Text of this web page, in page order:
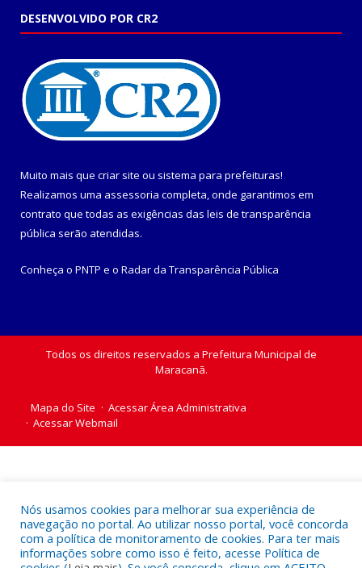
DESENVOLVIDO POR CR2
Muito mais que criar site ou sistema para prefeituras!
Realizamos uma assessoria completa, onde garantimos em
contrato que todas as exigências das leis de transparência
pública serão atendidas.
Conheça o PNTP e o Radar da Transparência Pública
Todos os direitos reservados a Prefeitura Municipal de
Maracanã.
Mapa do Site
Acessar Área Administrativa
Acessar Webmail
Nós usamos cookies para melhorar sua experiência de
navegação no portal. Ao utilizar nosso portal, você concorda
com a política de monitoramento de cookies. Para ter mais
informações sobre como isso é feito, acesse Política de